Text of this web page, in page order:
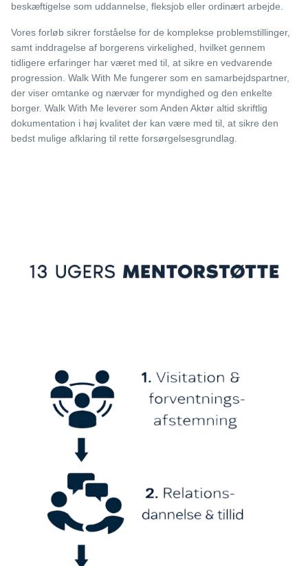
beskæftigelse som uddannelse, fleksjob eller ordinært arbejde.
Vores forløb sikrer forståelse for de komplekse problemstillinger,
samt inddragelse af borgerens virkelighed, hvilket gennem
tidligere erfaringer har været med til, at sikre en vedvarende
progression. Walk With Me fungerer som en samarbejdspartner,
der viser omtanke og nærvær for myndighed og den enkelte
borger. Walk With Me leverer som Anden Aktør altid skriftlig
dokumentation i høj kvalitet der kan være med til, at sikre den
bedst mulige afklaring til rette forsørgelsesgrundlag.